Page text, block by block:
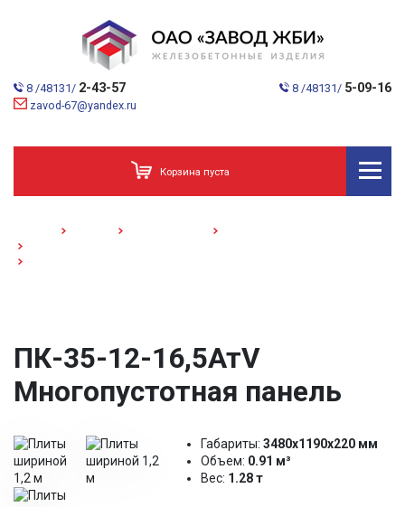
8 /48131/ 2-43-57 8 /48131/ 5-09-16
zavod-67@yandex.ru
Корзина пуста
ПК-35-12-16,5АтV
Многопустотная панель
Габариты: 3480x1190x220 мм
Объем: 0.91 м³
Вес: 1.28 т